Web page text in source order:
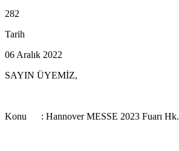
282
Tarih
06 Aralık 2022
SAYIN ÜYEMİZ,
Konu : Hannover MESSE 2023 Fuarı Hk.